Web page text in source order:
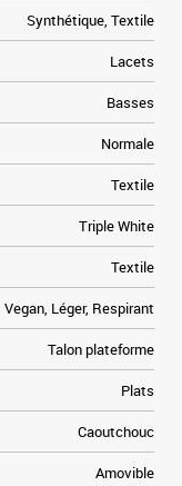
Synthétique, Textile
Lacets
Basses
Normale
Textile
Triple White
Textile
Vegan, Léger, Respirant
Talon plateforme
Plats
Caoutchouc
Amovible